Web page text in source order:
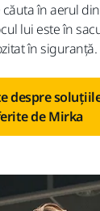
în aerul
lui este în
în siguranță.
despre
de Mirka